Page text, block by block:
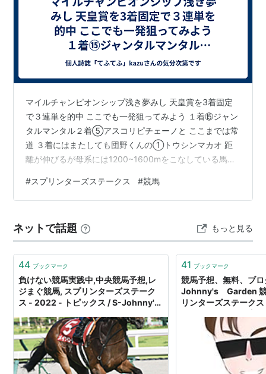
ら国際競走となり外国調教馬の出走が可能になった。
2000年の番組改定でスプリント路線が大幅に変更さ
れ、初秋の中山開催の最終週に開催時期が繰り上げられ
た。2005年よりグローバル・スプリント・チャレンジ
に参加。
セントウルステークス（GII）、キーンランドカップ
（GIII）の優勝馬には本競走への優先出走権が与えられ
る。
また、中央競馬指定交流競走として地方競馬所属馬は、
先出走が認められるほか、GI競走（2歳馬競走を除く）1
着馬にも出走資格が与えられる。
本競走後はマイルチャンピオンシップ（GI）を目指して
スワンステークス（GII）に向かう場合や、海外遠征で
香港スプリント（国際G1）に向かう有力馬も存在する。
歴代優勝馬一覧
数
施行日
施行距
離
優勝馬
マイルチャンピオンシップ浅き夢みし 天皇賞を3着固定
で３連単を的中 ここでも一発狙ってみよう １着⑮ジャン
タルマンタル２着⑤アスコリピチェーノと ここまでは常
道 ３着にはまたしても団野くんの①トウシンマカオ 距
離が伸びるが母系には1200~1600mをこなしている馬も
させてくれた岩田望にももう一発お願いで⑩ラヴァンダ
先週３着に来た馬がライラックだったから今度はラベン
拙者が推しの騎手高杉リキが乗るので③ウォーターリヒ
トをおさえて ①③⑤⑩⑮ 浅き夢みし馬券也
#スプリンターズステークス #競馬
ネットで話題 もっと見る
44 ブックマーク
負けない競馬実践中,中央競馬予想,レ
ジまぐ競馬, スプリンターズステーク
ス - 2022 - トピックス / S-Johnny's
41 ブックマーク
競馬予想、無料、ブ
Johnny's Garden 競
リンターズステーク
Garden